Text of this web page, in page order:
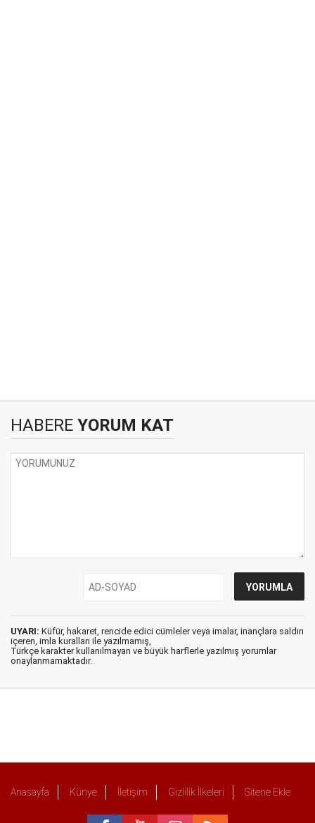
HABERE YORUM KAT
UYARI: Küfür, hakaret, rencide edici cümleler veya imalar, inançlara saldırı
içeren, imla kuralları ile yazılmamış,
Türkçe karakter kullanılmayan ve büyük harflerle yazılmış yorumlar
onaylanmamaktadır.
Anasayfa Künye İletişim Gizlilik İlkeleri Sitene Ekle